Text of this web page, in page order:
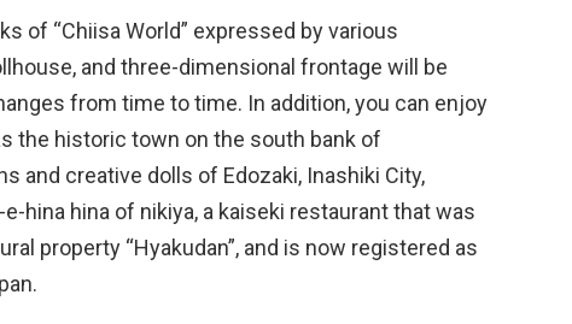
of “Chiisa World” expressed by various
and three-dimensional frontage will be
from time to time. In addition, you can enjoy
the historic town on the south bank of
and creative dolls of Edozaki, Inashiki City,
hina hina of nikiya, a kaiseki restaurant that was
property “Hyakudan”, and is now registered as